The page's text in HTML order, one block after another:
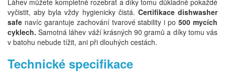
vyčistit, aby byla vždy hygienicky čistá. Certifikace dishwasher
safe navíc garantuje zachování tvarové stability i po500 mycích
cyklech.Samotná láhev váží krásných 90 gramů a díky tomu vás
v batohu nebude tížit, ani při dlouhých cestách.
Technické specifikace